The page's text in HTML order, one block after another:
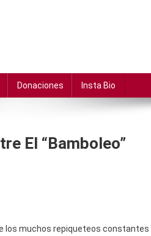
Donaciones Insta Bio
El “bamboleo”
los muchos repiqueteos constantes